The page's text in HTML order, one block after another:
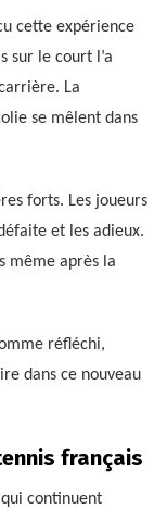
cette expérience
sur le court l’a
La
se mêlent dans
forts. Les joueurs
et les adieux.
même après la
réfléchi,
dans ce nouveau
français
continuent